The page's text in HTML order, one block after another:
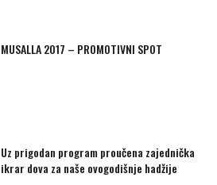
MUSALLA 2017 – PROMOTIVNI SPOT
Uz prigodan program proučena zajednička
ikrar dova za naše ovogodišnje hadžije